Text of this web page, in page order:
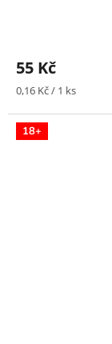
55 Kč
Měrná
0,16 Kč / 1 ks
18+